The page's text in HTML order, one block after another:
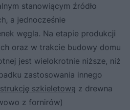
stanowiącym źródło
a jednocześnie
węgla. Na etapie produkcji
oraz w trakcie budowy domu
jest wielokrotnie niższe, niż
zastosowania innego
szkieletową z drewna
z fornirów)